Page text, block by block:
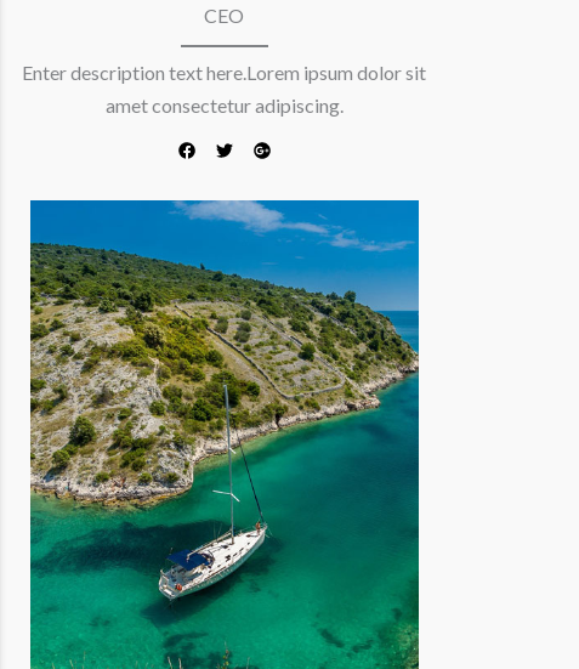
CEO
Enter description text here.Lorem ipsum dolor sit
amet consectetur adipiscing.